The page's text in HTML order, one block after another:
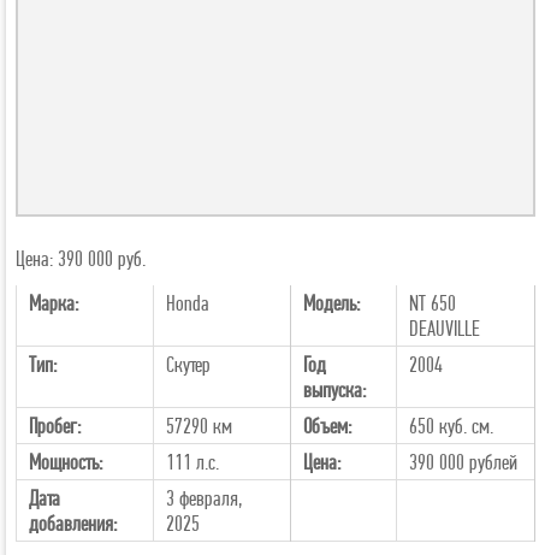
Цена: 390 000 руб.
Марка:
Honda Модель:
NT 650
DEAUVILLE
Тип:
Скутер
Год
выпуска:
2004
Пробег: 57290 км Объем:
650 куб. см.
Мощность:
111 л.с. Цена: 390 000 рублей
Дата
добавления:
3 февраля,
2025